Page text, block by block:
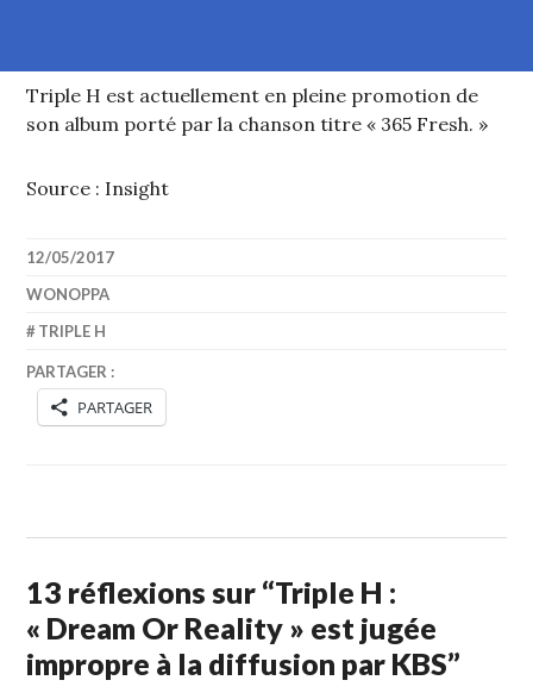
Triple H est actuellement en pleine promotion de
son album porté par la chanson titre « 365 Fresh. »
Source : Insight
12/05/2017
WONOPPA
TRIPLE H
PARTAGER :
PARTAGER
13 réflexions sur “Triple H :
« Dream Or Reality » est jugée
impropre à la diffusion par KBS”